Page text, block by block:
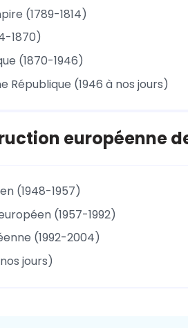
(1789-1814)
1870)
(1870-1946)
République (1946 à nos jours)
européenne
(1948-1957)
(1957-1992)
(1992-2004)
jours)